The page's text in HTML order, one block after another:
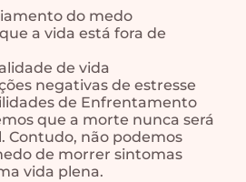
do medo
a vida está fora de
de vida
negativas de estresse
de Enfrentamento
que a morte nunca será
Contudo, não podemos
de morrer sintomas
vida plena.